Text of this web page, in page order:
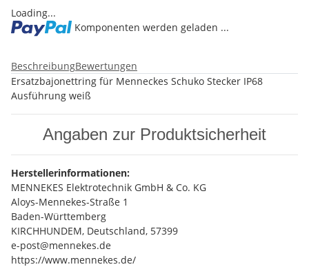
Loading...
Komponenten werden geladen ...
BeschreibungBewertungen
Ersatzbajonettring für Menneckes Schuko Stecker IP68
Ausführung weiß
Angaben zur Produktsicherheit
Herstellerinformationen:
MENNEKES Elektrotechnik GmbH & Co. KG
Aloys-Mennekes-Straße 1
Baden-Württemberg
KIRCHHUNDEM, Deutschland, 57399
e-post@mennekes.de
https://www.mennekes.de/